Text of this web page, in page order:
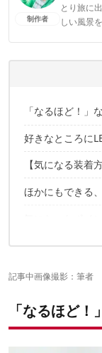
制作者
とり旅に
しい風景
山畑
「なるほど！」
その名は「ど
好きなところに
【気になる装着
タープやテン
ほかにもできる
生地に穴は開
これは発明品
合わせて読みた
記事中画像撮影：筆者
「なるほど